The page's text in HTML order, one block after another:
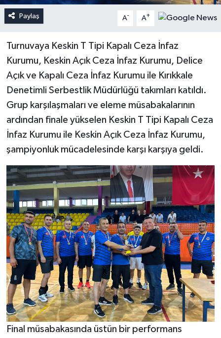
Paylaş A- A+
Turnuvaya Keskin T Tipi Kapalı Ceza İnfaz
Kurumu, Keskin Açık Ceza İnfaz Kurumu, Delice
Açık ve Kapalı Ceza İnfaz Kurumu ile Kırıkkale
Denetimli Serbestlik Müdürlüğü takımları katıldı.
Grup karşılaşmaları ve eleme müsabakalarının
ardından finale yükselen Keskin T Tipi Kapalı Ceza
İnfaz Kurumu ile Keskin Açık Ceza İnfaz Kurumu,
şampiyonluk mücadelesinde karşı karşıya geldi.
Final müsabakasında üstün bir performans